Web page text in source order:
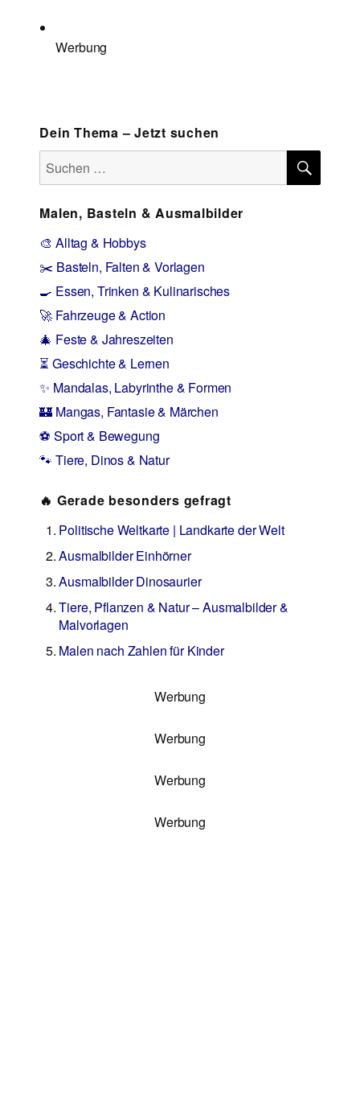
Werbung
Dein Thema – Jetzt suchen
Suchen
nach:
Malen, Basteln & Ausmalbilder
🎨 Alltag & Hobbys
✂️ Basteln, Falten & Vorlagen
🍳 Essen, Trinken & Kulinarisches
🚀 Fahrzeuge & Action
🎄 Feste & Jahreszeiten
⏳ Geschichte & Lernen
✨ Mandalas, Labyrinthe & Formen
🏰 Mangas, Fantasie & Märchen
⚽ Sport & Bewegung
🐾 Tiere, Dinos & Natur
🔥 Gerade besonders gefragt
Politische Weltkarte | Landkarte der Welt
Ausmalbilder Einhörner
Ausmalbilder Dinosaurier
Tiere, Pflanzen & Natur – Ausmalbilder &
Malvorlagen
Malen nach Zahlen für Kinder
Werbung
Werbung
Werbung
Werbung